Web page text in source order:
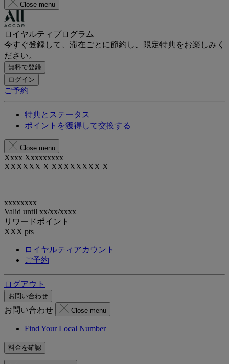
Close menu
ロイヤルティプログラム
今すぐ登録して、滞在ごとに節約し、限定特典をお楽しみく
ださい。
無料で登録
ログイン
ご予約
特典とステータス
ポイントを獲得して交換する
Close menu
Xxxx Xxxxxxxxx
XXXXXX X XXXXXXXX X
xxxxxxxx
Valid until xx/xx/xxxx
リワードポイント
XXX pts
ロイヤルティアカウント
ご予約
ログアウト
お問い合わせ
お問い合わせ Close menu
Find Your Local Number
料金を確認